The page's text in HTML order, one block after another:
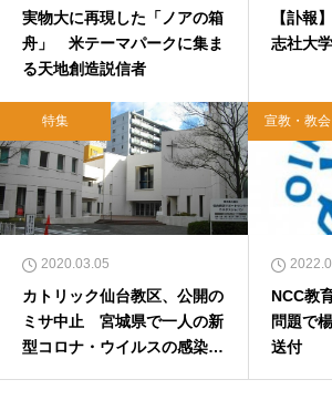
実物大に再現した「ノアの箱
舟」 米テーマパークに集ま
る天地創造説信者
【訃報
志社大
特集
2020.03.05
カトリック仙台教区、公開の
ミサ中止 宮城県で一人の新
型コロナ・ウイルスの感染確
宣教・教
NCC教
問題で
送付